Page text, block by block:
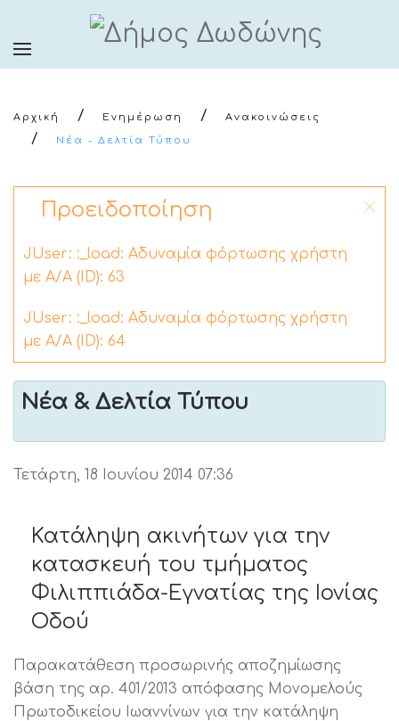
Αρχική Ενημέρωση
Ανακοινώσεις
Νέα - Δελτία Τύπου
Προειδοποίηση
JUser: :_load: Αδυναμία φόρτωσης χρήστη
με Α/Α (ID): 63
JUser: :_load: Αδυναμία φόρτωσης χρήστη
με Α/Α (ID): 64
Νέα & Δελτία Τύπου
Τετάρτη, 18 Ιουνίου 2014 07:36
Κατάληψη ακινήτων για την
κατασκευή του τμήματος
Φιλιππιάδα-Εγνατίας της Ιονίας
Οδού
Παρακατάθεση προσωρινής αποζημίωσης
βάση της αρ. 401/2013 απόφασης Μονομελούς
Πρωτοδικείου Ιωαννίνων για την κατάληψη